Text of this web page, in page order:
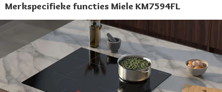
Merkspecifieke functies Miele KM7594FL